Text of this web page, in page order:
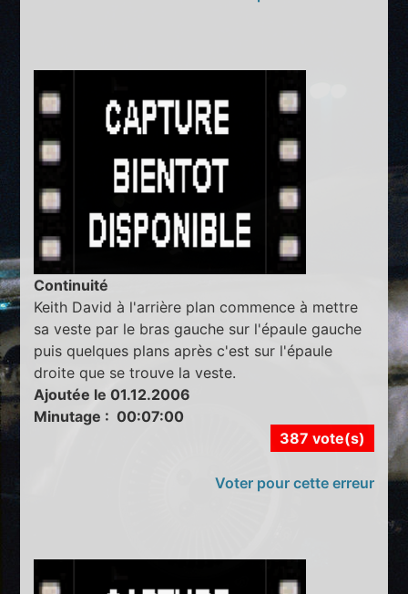
Continuité
Keith David à l'arrière plan commence à mettre
sa veste par le bras gauche sur l'épaule gauche
puis quelques plans après c'est sur l'épaule
droite que se trouve la veste.
Ajoutée le 01.12.2006
Minutage : 00:07:00
387 vote(s)
Voter pour cette erreur